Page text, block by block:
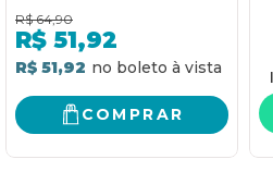
R$ 64,90
R$ 51,92
R$ 51,92
COMPRAR